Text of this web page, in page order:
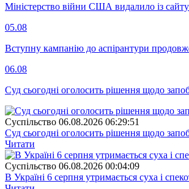
Міністерство війни США видалило із сайту
05.08
Вступну кампанію до аспірантури
06.08
Суд сьогодні оголосить рішення щодо
Суспiльство 06.08.2026 06:29:51
Суд сьогодні оголосить рішення щодо
Читати
Суспiльство 06.08.2026 00:04:09
В Україні 6 серпня утримається суха і